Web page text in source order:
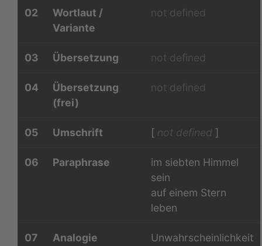
02
Wortlaut /
Variante
not defined
03 Übersetzung not defined
04
Übersetzung
(frei)
not defined
05 Umschrift [ not defined ]
06 Paraphrase
im siebten Himmel
sein
auf einem Stern
leben
07 Analogie Unwahrscheinlichkeit